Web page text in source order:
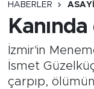
HABERLER
İzmir'in
İsmet
çarpıp,
Gündem
İlçeler
Kültür-
Tüm
Son Dakika
Haber Arşivi